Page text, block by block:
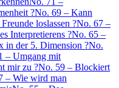
?No. 69 – Kann
loslassen ?No. 67 –
Interpretierens ?No. 65 –
in der 5. Dimension ?No.
– Umgang mit
mir zu ?No. 59 – Blockiert
– Wie wird man